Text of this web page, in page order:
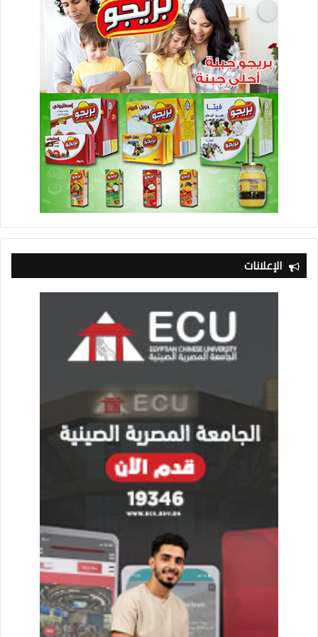
للطيران من تطور فى مجال صيانة المحركات وبرامج التدريب
المعتمدة دوليا مؤكداً ثقته في قدرات شركة مصر للطيران ومعربا
عن أمله فى التعاون المثمر بين الجانبين بما يحقق نقلة نوعية في
خدمات صيانة المحركات ورقمنة الخدمات المقدمة للعملاء وتنظيم
دورات تدريبية بالتعاون مع أكاديمية مصر للطيران بما يحقق الفائدة
المشتركة .
الإعلانات